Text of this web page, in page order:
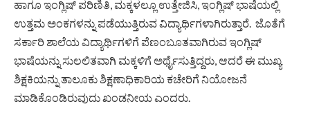
ಹಾಗೂ ಇಂಗ್ಲಿಷ್ ಪರಿಣಿತಿ, ಮಕ್ಕಳಲ್ಲೂ ಉತ್ತೇಜಿಸಿ, ಇಂಗ್ಲಿಷ್ ಭಾಷೆಯಲ್ಲಿ
ಉತ್ತಮ ಅಂಕಗಳನ್ನು ಪಡೆಯುತ್ತಿರುವ ವಿದ್ಯಾರ್ಥಿಗಳಾಗಿರುತ್ತಾರೆ. ಜೊತೆಗೆ
ಸರ್ಕಾರಿ ಶಾಲೆಯ ವಿದ್ಯಾರ್ಥಿಗಳಿಗೆ ಪೆಣಂಬೂತವಾಗಿರುವ ಇಂಗ್ಲಿಷ್
ಭಾಷೆಯನ್ನು ಸುಲಲಿತವಾಗಿ ಮಕ್ಕಳಿಗೆ ಅರ್ಥೈಸುತ್ತಿದ್ದರು, ಆದರೆ ಈ ಮುಖ್ಯ
ಶಿಕ್ಷಕಿಯನ್ನು ತಾಲೂಕು ಶಿಕ್ಷಣಾಧಿಕಾರಿಯ ಕಚೇರಿಗೆ ನಿಯೋಜನೆ
ಮಾಡಿಕೊಂಡಿರುವುದು ಖಂಡನೀಯ ಎಂದರು.